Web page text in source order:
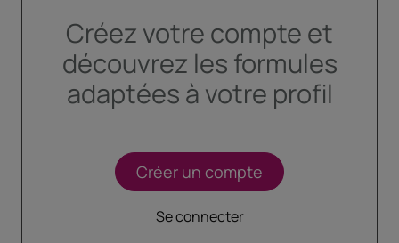
Créez votre compte et
découvrez les formules
adaptées à votre profil
Créer un compte
Se connecter